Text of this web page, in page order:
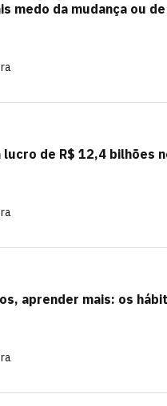
medo da mudança ou
de R$ 12,4 bilhões
aprender mais: os